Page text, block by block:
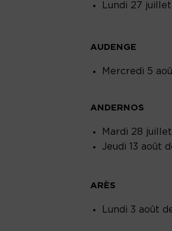
Lundi 27
AUDENGE
Mercredi 5
ANDERNOS
Mardi 28
Jeudi 13 août
ARÈS
Lundi 3 août